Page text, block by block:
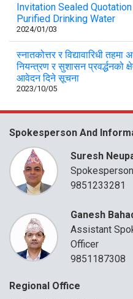
Invitation Sealed
Purified Drinking Water
2024/01/03
स्नातकोत्तर र विद्यावारिधी तहमा
नियन्त्रण र सुशासन प्रवर्द्धनको
आवेदन दिने सूचना
2023/10/05
Spokesperson And
Suresh
Spokesperson
9851233281
Ganesh
Assistant
Officer
9851187308
Regional Office